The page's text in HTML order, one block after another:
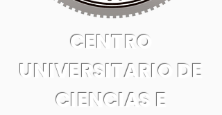
CENTRO
UNIVERSITARIO DE
CIENCIAS E